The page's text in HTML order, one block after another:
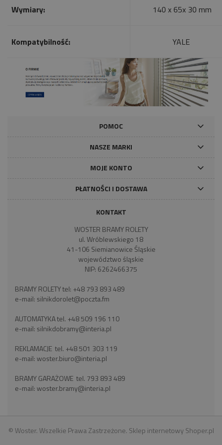
Wymiary: 140 x 65x 30 mm
Kompatybilność: YALE
POMOC
NASZE MARKI
MOJE KONTO
PŁATNOŚCI I DOSTAWA
KONTAKT
WOSTER BRAMY ROLETY
ul. Wróblewskiego 18
41-106 Siemianowice Śląskie
województwo śląskie
NIP: 6262466375
BRAMY ROLETY tel: +48 793 893 489
e-mail: silnikdorolet@poczta.fm
AUTOMATYKA tel. +48 509 196 110
e-mail: silnikdobramy@interia.pl
REKLAMACJE tel. +48 501 303 119
e-mail:woster.biuro@interia.pl
BRAMY GARAŻOWE tel. 793 893 489
e-mail:woster.bramy@interia.pl
© Woster. Wszelkie Prawa Zastrzeżone. Sklep internetowy Shoper.pl